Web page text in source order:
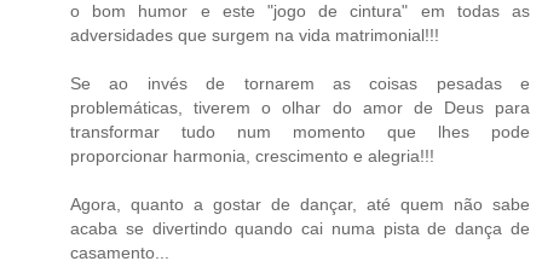
o bom humor e este "jogo de cintura" em todas as
adversidades que surgem na vida matrimonial!!!
Se ao invés de tornarem as coisas pesadas e
problemáticas, tiverem o olhar do amor de Deus para
transformar tudo num momento que lhes pode
proporcionar harmonia, crescimento e alegria!!!
Agora, quanto a gostar de dançar, até quem não sabe
acaba se divertindo quando cai numa pista de dança de
casamento...